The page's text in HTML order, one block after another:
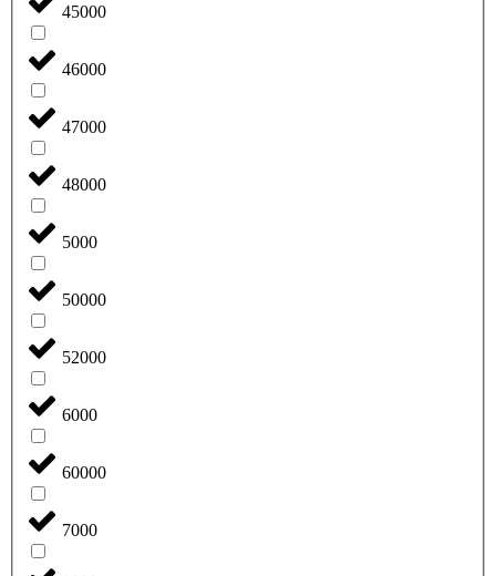
45000
46000
47000
48000
5000
50000
52000
6000
60000
7000